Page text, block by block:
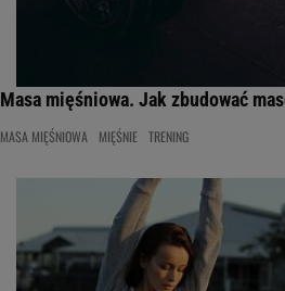
Masa mięśniowa. Jak zbudować
MASA MIĘŚNIOWA MIĘŚNIE TRENING